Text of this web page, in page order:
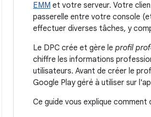
EMM et votre serveur. Votre
passerelle entre votre console
effectuer diverses tâches, y
Le DPC crée et gère le profil
chiffre les informations
utilisateurs. Avant de créer le
Google Play géré à utiliser sur
Ce guide vous explique